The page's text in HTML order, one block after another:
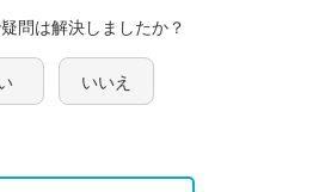
問は解決しましたか？
いいえ